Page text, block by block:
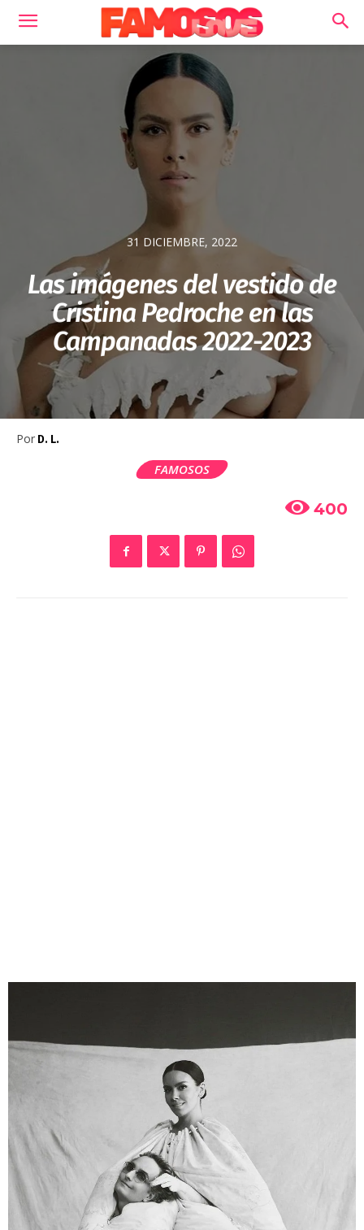
31 DICIEMBRE, 2022
Las imágenes del vestido de
Cristina Pedroche en las
Campanadas 2022-2023
Por D. L.
FAMOSOS
400